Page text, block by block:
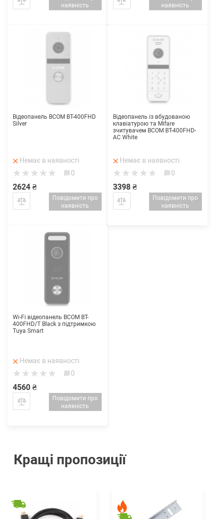
наявність
наявність
Відеопанель BCOM BT-400FHD
Silver
Немає в наявності
0
2624 ₴
Повідомити про
наявність
Відеопанель із вбудованою
клавіатурою та Mifare
зчитувачем BCOM BT-400FHD-
AC White
Немає в наявності
0
3398 ₴
Повідомити про
наявність
Wi-Fi відеопанель BCOM BT-
400FHD/T Black з підтримкою
Tuya Smart
Немає в наявності
0
4560 ₴
Повідомити про
наявність
Кращі пропозиції